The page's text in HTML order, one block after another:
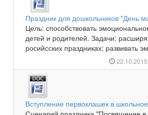
Праздник для дошкольников "День
Цель: способствовать
детей и родителей. Задачи:
росийсских праздниках; развивать
Вступление первоклашек в